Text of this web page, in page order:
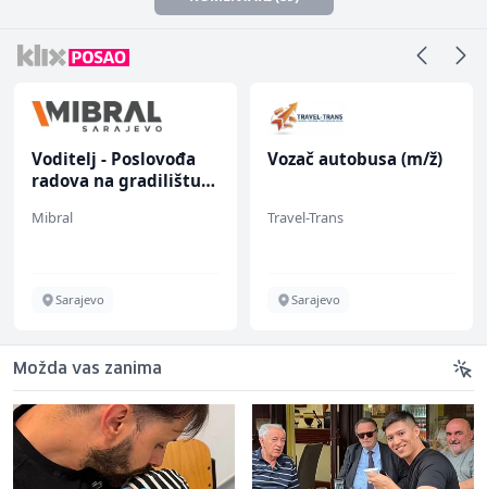
Voditelj - Poslovođa
radova na gradilištu
Mibral
Sarajevo
Vozač autobusa (m/ž)
Travel-Trans
Sarajevo
Možda vas zanima